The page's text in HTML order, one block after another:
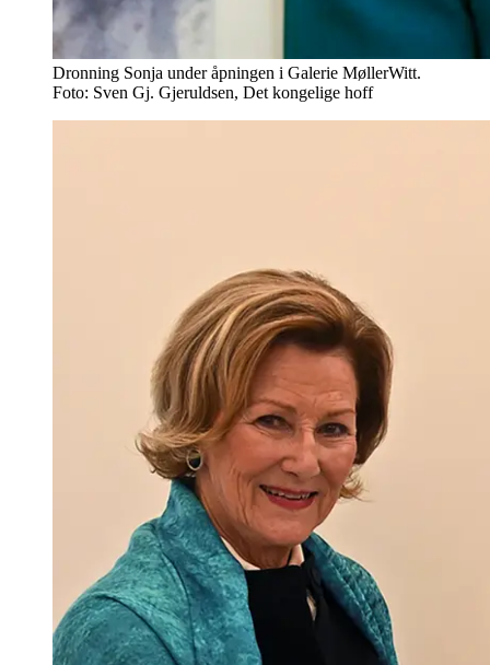
Dronning Sonja under åpningen i Galerie MøllerWitt.
Foto: Sven Gj. Gjeruldsen, Det kongelige hoff